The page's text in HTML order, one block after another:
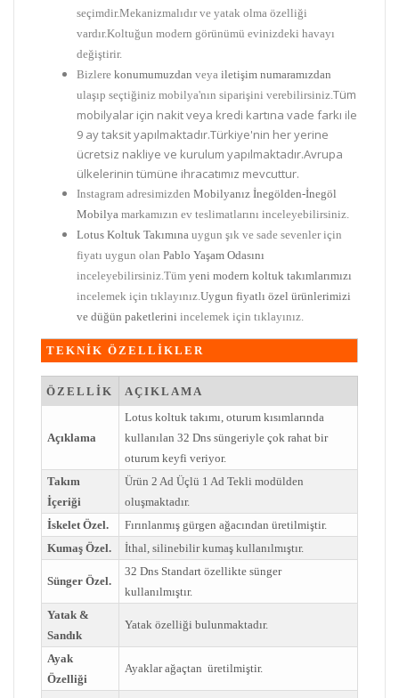
seçimdir.Mekanizmalıdır ve yatak olma özelliği
vardır.Koltuğun modern görünümü evinizdeki havayı
değiştirir.
Bizlere konumumuzdan veya iletişim numaramızdan
ulaşıp seçtiğiniz mobilya'nın siparişini verebilirsiniz. Tüm
mobilyalar için nakit veya kredi kartına vade farkı ile
9 ay taksit yapılmaktadır.Türkiye'nin her yerine
ücretsiz nakliye ve kurulum yapılmaktadır.Avrupa
ülkelerinin tümüne ihracatımız mevcuttur.
Instagram adresimizden Mobilyanız İnegölden-İnegöl
Mobilya markamızın ev teslimatlarını inceleyebilirsiniz.
Lotus Koltuk Takımına uygun şık ve sade sevenler için
fiyatı uygun olan Pablo Yaşam Odasını
inceleyebilirsiniz.Tüm yeni modern koltuk takımlarımızı
incelemek için tıklayınız. Uygun fiyatlı özel ürünlerimizi
ve düğün paketlerini incelemek için tıklayınız.
TEKNİK ÖZELLİKLER
ÖZELLİK AÇIKLAMA
Açıklama
Lotus koltuk takımı, oturum kısımlarında
kullanılan 32 Dns süngeriyle çok rahat bir
oturum keyfi veriyor.
Takım
İçeriği
Ürün 2 Ad Üçlü 1 Ad Tekli modülden
oluşmaktadır.
İskelet Özel.
Fırınlanmış gürgen ağacından üretilmiştir.
Kumaş Özel.
İthal, silinebilir kumaş kullanılmıştır.
Sünger Özel.
32 Dns Standart özellikte sünger
kullanılmıştır.
Yatak &
Sandık
Yatak özelliği bulunmaktadır.
Ayak
Özelliği
Ayaklar ağaçtan üretilmiştir.